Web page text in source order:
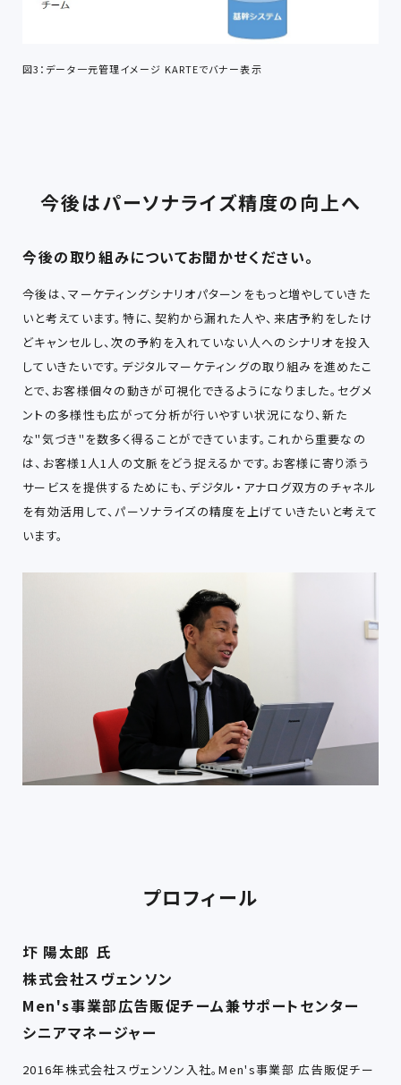
図3：データ一元管理イメージ KARTEでバナー表示
今後はパーソナライズ精度の向上へ
今後の取り組みについてお聞かせください。
今後は、マーケティングシナリオパターンをもっと増やしていきた
いと考えています。特に、契約から漏れた人や、来店予約をしたけ
どキャンセルし、次の予約を入れていない人へのシナリオを投入
していきたいです。デジタルマーケティングの取り組みを進めたこ
とで、お客様個々の動きが可視化できるようになりました。セグメ
ントの多様性も広がって分析が行いやすい状況になり、新た
な"気づき"を数多く得ることができています。これから重要なの
は、お客様1人1人の文脈をどう捉えるかです。お客様に寄り添う
サービスを提供するためにも、デジタル・アナログ双方のチャネル
を有効活用して、パーソナライズの精度を上げていきたいと考えて
います。
プロフィール
圷 陽太郎 氏
株式会社スヴェンソン
Men's事業部広告販促チーム兼サポートセンター
シニアマネージャー
2016年株式会社スヴェンソン入社。Men's事業部 広告販促チー